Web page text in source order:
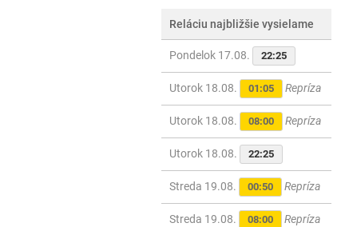
Reláciu najbližšie vysielame
Pondelok 17.08. 22:25
Utorok 18.08. 01:05 Repríza
Utorok 18.08. 08:00 Repríza
Utorok 18.08. 22:25
Streda 19.08. 00:50 Repríza
Streda 19.08. 08:00 Repríza